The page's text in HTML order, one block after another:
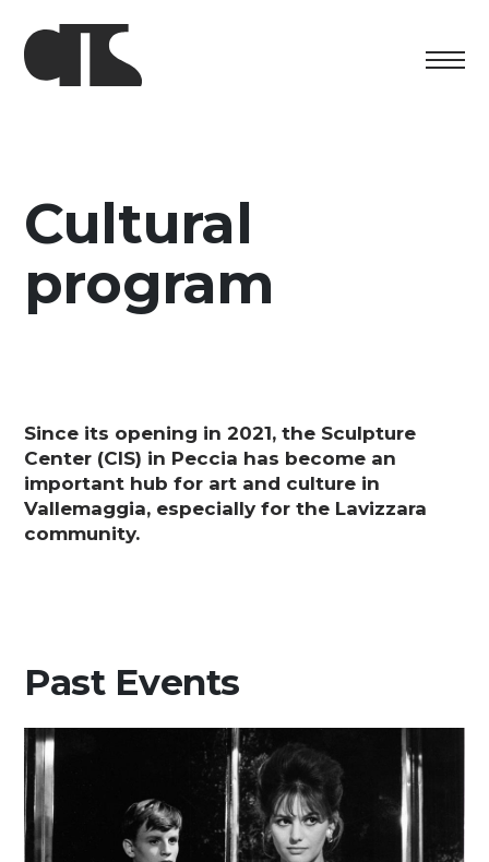
Cultural program
Artists in Residence
Support us
Media
Cultural
program
Since its opening in 2021, the Sculpture
Center (CIS) in Peccia has become an
important hub for art and culture in
Vallemaggia, especially for the Lavizzara
community.
Past Events